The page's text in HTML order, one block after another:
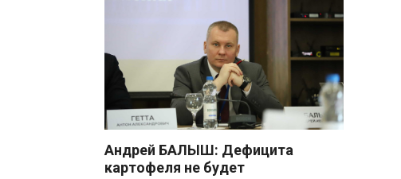
Андрей БАЛЫШ: Дефицита
картофеля не будет